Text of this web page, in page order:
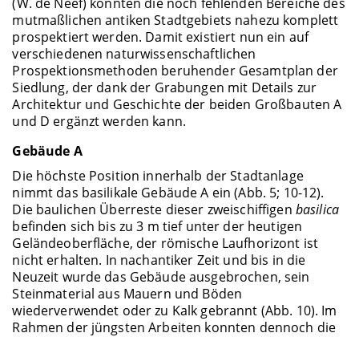
mutmaßlichen antiken Stadtgebiets nahezu komplett
prospektiert werden. Damit existiert nun ein auf
verschiedenen naturwissenschaftlichen
Prospektionsmethoden beruhender Gesamtplan der
Siedlung, der dank der Grabungen mit Details zur
Architektur und Geschichte der beiden Großbauten A
und D ergänzt werden kann.
Gebäude A
Die höchste Position innerhalb der Stadtanlage
nimmt das basilikale Gebäude A ein (Abb. 5; 10-12).
Die baulichen Überreste dieser zweischiffigen basilica
befinden sich bis zu 3 m tief unter der heutigen
Geländeoberfläche, der römische Laufhorizont ist
nicht erhalten. In nachantiker Zeit und bis in die
Neuzeit wurde das Gebäude ausgebrochen, sein
Steinmaterial aus Mauern und Böden
wiederverwendet oder zu Kalk gebrannt (Abb. 10). Im
Rahmen der jüngsten Arbeiten konnten dennoch die